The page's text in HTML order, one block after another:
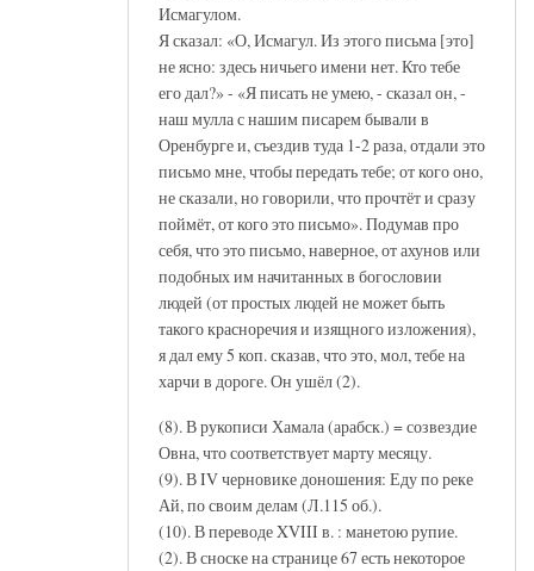
Исмагулом.
Я сказал: «О, Исмагул. Из этого письма [это]
не ясно: здесь ничьего имени нет. Кто тебе
его дал?» - «Я писать не умею, - сказал он, -
наш мулла с нашим писарем бывали в
Оренбурге и, съездив туда 1-2 раза, отдали это
письмо мне, чтобы передать тебе; от кого оно,
не сказали, но говорили, что прочтёт и сразу
поймёт, от кого это письмо». Подумав про
себя, что это письмо, наверное, от ахунов или
подобных им начитанных в богословии
людей (от простых людей не может быть
такого красноречия и изящного изложения),
я дал ему 5 коп. сказав, что это, мол, тебе на
харчи в дороге. Он ушёл (2).
(8). В рукописи Хамала (арабск.) = созвездие
Овна, что соответствует марту месяцу.
(9). В IV черновике доношения: Еду по реке
Ай, по своим делам (Л.115 об.).
(10). В переводе XVIII в. : манетою рупие.
(2). В сноске на странице 67 есть некоторое